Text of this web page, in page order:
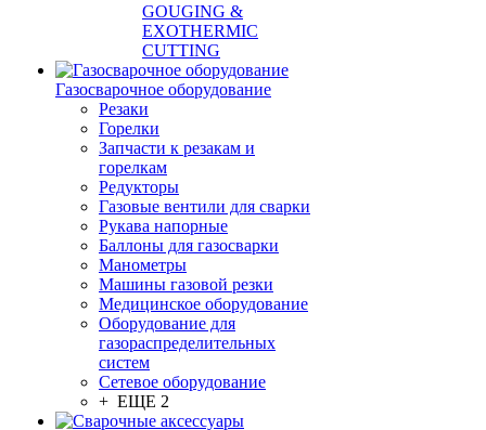
GOUGING &
EXOTHERMIC
CUTTING
Газосварочное оборудование
Резаки
Горелки
Запчасти к резакам и
горелкам
Редукторы
Газовые вентили для сварки
Рукава напорные
Баллоны для газосварки
Манометры
Машины газовой резки
Медицинское оборудование
Оборудование для
газораспределительных
систем
Сетевое оборудование
+ ЕЩЕ 2